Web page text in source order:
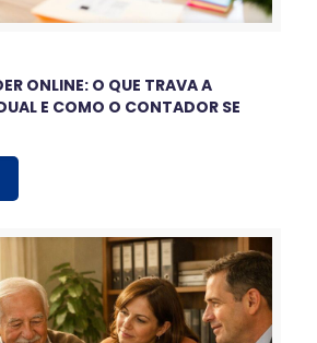
ONLINE: O QUE TRAVA A
E COMO O CONTADOR SE